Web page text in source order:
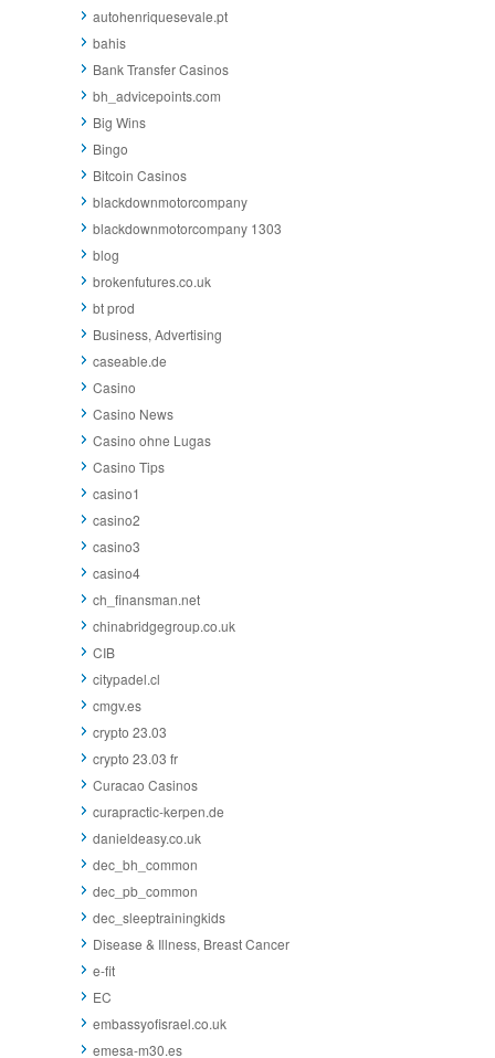
autohenriquesevale.pt
bahis
Bank Transfer Casinos
bh_advicepoints.com
Big Wins
Bingo
Bitcoin Casinos
blackdownmotorcompany
blackdownmotorcompany 1303
blog
brokenfutures.co.uk
bt prod
Business, Advertising
caseable.de
Casino
Casino News
Casino ohne Lugas
Casino Tips
casino1
casino2
casino3
casino4
ch_finansman.net
chinabridgegroup.co.uk
CIB
citypadel.cl
cmgv.es
crypto 23.03
crypto 23.03 fr
Curacao Casinos
curapractic-kerpen.de
danieldeasy.co.uk
dec_bh_common
dec_pb_common
dec_sleeptrainingkids
Disease & Illness, Breast Cancer
e-fit
EC
embassyofisrael.co.uk
emesa-m30.es